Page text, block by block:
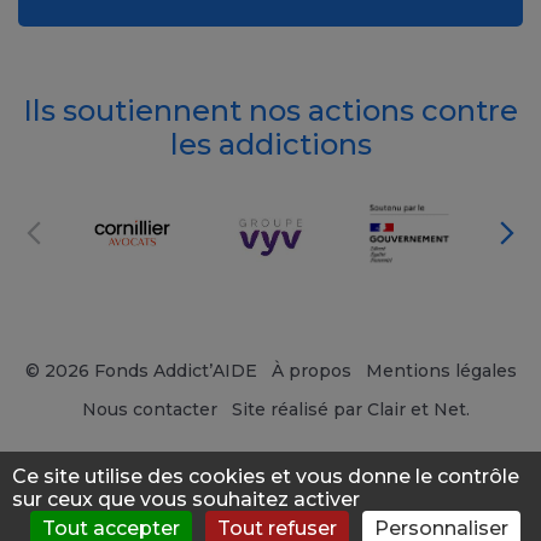
Ils soutiennent nos actions contre
les addictions
© 2026 Fonds Addict’AIDE À propos
Mentions légales
Nous contacter
Site réalisé par Clair et Net.
Ce site utilise des cookies et vous donne le contrôle
sur ceux que vous souhaitez activer
Tout accepter
Tout refuser Personnaliser